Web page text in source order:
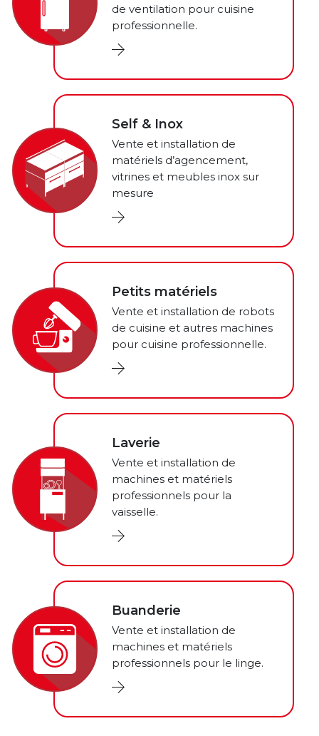
de ventilation pour cuisine
professionnelle.
Self & Inox
Vente et installation de
matériels d’agencement,
vitrines et meubles inox sur
mesure
Petits matériels
Vente et installation de robots
de cuisine et autres machines
pour cuisine professionnelle.
Laverie
Vente et installation de
machines et matériels
professionnels pour la
vaisselle.
Buanderie
Vente et installation de
machines et matériels
professionnels pour le linge.